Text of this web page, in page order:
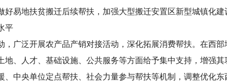
易地扶贫搬迁后续帮扶，加强大型搬迁安置区新型城镇化建
平
，广泛开展农产品产销对接活动，深化拓展消费帮扶。在西
地、人才、基础设施、公共服务等方面给予集中支持，增强
、中央单位定点帮扶、社会力量参与帮扶等机制，调整优化